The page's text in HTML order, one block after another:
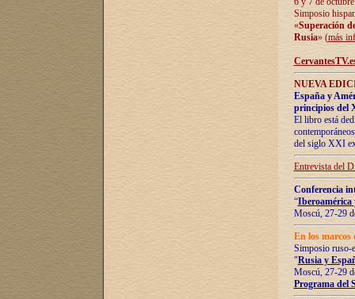
Simposio
«Superación
Rusia» (más
NUEVA
España y
principios del
El libro está
del siglo XXI
Entrevista del
Conferencia
“Iberoamérica
Moscú, 27-29
En los marcos
Simposio ruso-
"Rusia y
Moscú, 27-29
Programa del